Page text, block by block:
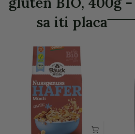
sa iti placa